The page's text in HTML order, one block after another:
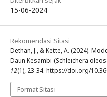
15-06-2024
Rekomendasi Sitasi
Dethan, J., & Kette, A. (2024).
Daun Kesambi (Schleichera
12(1), 23-34. https://doi.org/
Format Sitasi